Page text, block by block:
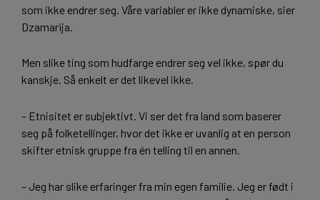
som ikke endrer seg. Våre variabler er ikke dynamiske, sier
Dzamarija.
Men slike ting som hudfarge endrer seg vel ikke, spør du
kanskje. Så enkelt er det likevel ikke.
– Etnisitet er subjektivt. Vi ser det fra land som baserer
seg på folketellinger, hvor det ikke er uvanlig at en person
skifter etnisk gruppe fra én telling til en annen.
– Jeg har slike erfaringer fra min egen familie. Jeg er født i